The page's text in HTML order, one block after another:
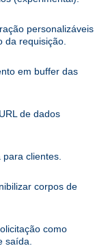
personalizáveis
da requisição.
em buffer das
de dados
clientes.
corpos de
como
saída.